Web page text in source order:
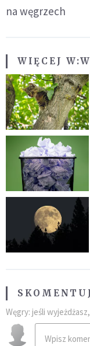
na węgrzech
WIĘCEJ W:
Węgry: jeśli